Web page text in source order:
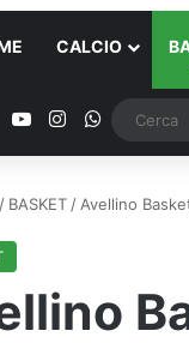
CALCIO
You TubeInstagram
WhatsApp
/ BASKET / Avellino